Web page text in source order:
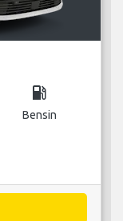
local_gas_station
Bensin